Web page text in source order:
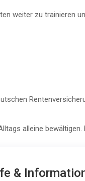
weiter zu trainieren
alleine
&